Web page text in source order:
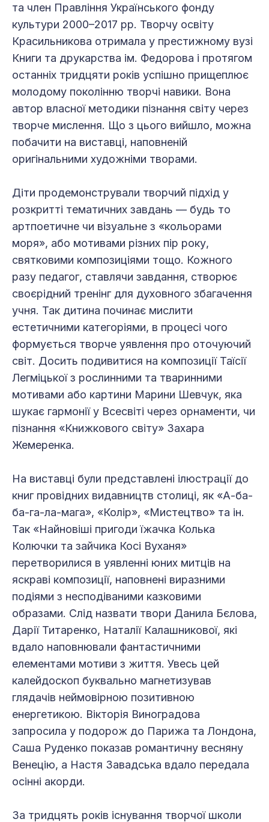
та член Правління Українського фонду
культури 2000–2017 рр. Творчу освіту
Красильникова отримала у престижному вузі
Книги та друкарства ім. Федорова і протягом
останніх тридцяти років успішно прищеплює
молодому поколінню творчі навики. Вона
автор власної методики пізнання світу через
творче мислення. Що з цього вийшло, можна
побачити на виставці, наповненій
оригінальними художніми творами.
Діти продемонстрували творчий підхід у
розкритті тематичних завдань — будь то
артпоетичне чи візуальне з «кольорами
моря», або мотивами різних пір року,
святковими композиціями тощо. Кожного
разу педагог, ставлячи завдання, створює
своєрідний тренінг для духовного збагачення
учня. Так дитина починає мислити
естетичними категоріями, в процесі чого
формується творче уявлення про оточуючий
світ. Досить подивитися на композиції Таїсії
Легміцької з рослинними та тваринними
мотивами або картини Марини Шевчук, яка
шукає гармонії у Всесвіті через орнаменти, чи
пізнання «Книжкового світу» Захара
Жемеренка.
На виставці були представлені ілюстрації до
книг провідних видавництв столиці, як «А-ба-
ба-га-ла-мага», «Колір», «Мистецтво» та ін.
Так «Найновіші пригоди їжачка Колька
Колючки та зайчика Косі Вуханя»
перетворилися в уявленні юних митців на
яскраві композиції, наповнені виразними
подіями з несподіваними казковими
образами. Слід назвати твори Данила Бєлова,
Дарії Титаренко, Наталії Калашникової, які
вдало наповнювали фантастичними
елементами мотиви з життя. Увесь цей
калейдоскоп буквально магнетизував
глядачів неймовірною позитивною
енергетикою. Вікторія Виноградова
запросила у подорож до Парижа та Лондона,
Саша Руденко показав романтичну весняну
Венецію, а Настя Завадська вдало передала
осінні акорди.
За тридцять років існування творчої школи